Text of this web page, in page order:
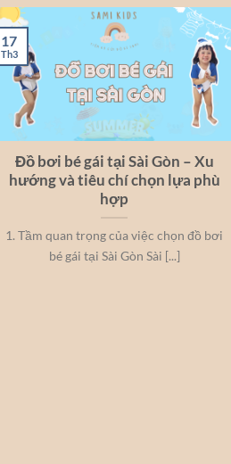
Đồ bơi bé gái tại Sài Gòn – Xu
hướng và tiêu chí chọn lựa phù
hợp
1. Tầm quan trọng của việc chọn đồ bơi
bé gái tại Sài Gòn Sài [...]
17
Th3